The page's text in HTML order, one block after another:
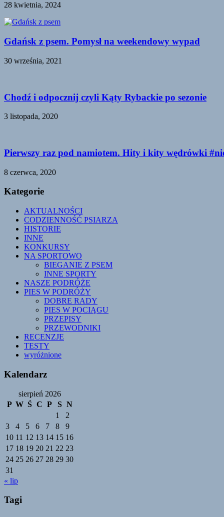
28 kwietnia, 2024
Gdańsk z psem. Pomysł na weekendowy wypad
30 września, 2021
Chodź i odpocznij czyli Kąty Rybackie po sezonie
3 listopada, 2020
Pierwszy raz pod namiotem. Hity i kity wędrówki
8 czerwca, 2020
Kategorie
AKTUALNOŚCI
CODZIENNOŚĆ PSIARZA
HISTORIE
INNE
KONKURSY
NA SPORTOWO
BIEGANIE Z PSEM
INNE SPORTY
NASZE PODRÓŻE
PIES W PODRÓŻY
DOBRE RADY
PIES W POCIĄGU
PRZEPISY
PRZEWODNIKI
RECENZJE
TESTY
wyróżnione
Kalendarz
sierpień 2026
P W Ś C P S N
1
2
3
4 5 6 7 8
9
10 11 12 13 14 15 16
17 18 19 20 21 22 23
24 25 26 27 28 29 30
31
« lip
Tagi